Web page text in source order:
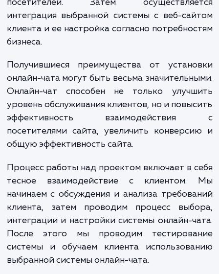
Работа по установке онлайн-чата на
включает в себя несколько важных
Сначала производится выбор
подходящей системы онлайн-чата,
специфики бизнеса клиента и требований
посетителей. Затем
интеграция выбранной системы с веб-
клиента и ее настройка согласно
бизнеса.
Получившиеся преимущества от
онлайн-чата могут быть весьма
Онлайн-чат способен не только
уровень обслуживания клиентов, но и
эффективность
посетителями сайта, увеличить